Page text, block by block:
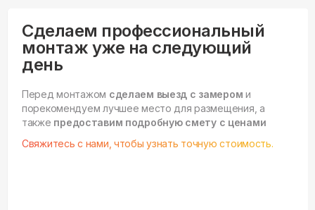
Сделаем профессиональный
монтаж уже на следующий
день
Перед монтажом сделаем выезд с замером и
порекомендуем лучшее место для размещения, а
также предоставим подробную смету с ценами
Свяжитесь с нами, чтобы узнать точную стоимость.